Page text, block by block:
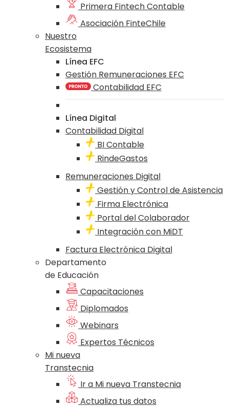
Primera Fintech Contable
Asociación FinteChile
Nuestro
Ecosistema
Línea EFC
Gestión Remuneraciones EFC
Contabilidad EFC
Línea Digital
Contabilidad Digital
BI Contable
RindeGastos
Remuneraciones Digital
Gestión y Control de Asistencia
Firma Electrónica
Portal del Colaborador
Integración con MiDT
Factura Electrónica Digital
Departamento
de Educación
Capacitaciones
Diplomados
Webinars
Expertos Técnicos
Mi nueva
Transtecnia
Ir a Mi nueva Transtecnia
Actualiza tus datos